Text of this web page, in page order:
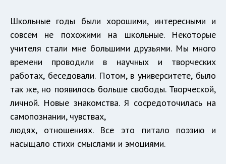
Школьные годы были хорошими, интересными и
совсем не похожими на школьные. Некоторые
учителя стали мне большими друзьями. Мы много
времени проводили в научных и творческих
работах, беседовали. Потом, в университете, было
так же, но появилось больше свободы. Творческой,
личной. Новые знакомства. Я сосредоточилась на
самопознании, чувствах,
людях, отношениях. Все это питало поэзию и
насыщало стихи смыслами и эмоциями.